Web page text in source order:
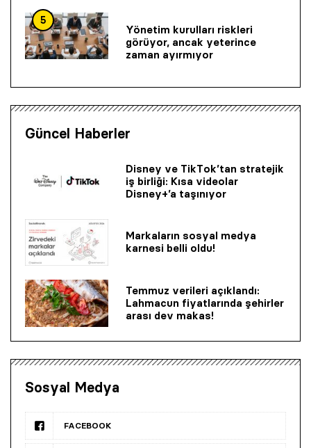
5
Yönetim kurulları riskleri
görüyor, ancak yeterince
zaman ayırmıyor
Güncel Haberler
Disney ve TikTok’tan stratejik
iş birliği: Kısa videolar
Disney+’a taşınıyor
Markaların sosyal medya
karnesi belli oldu!
Temmuz verileri açıklandı:
Lahmacun fiyatlarında şehirler
arası dev makas!
Sosyal Medya
FACEBOOK